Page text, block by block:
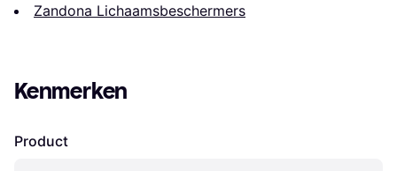
Zandona Lichaamsbeschermers
Kenmerken
Product